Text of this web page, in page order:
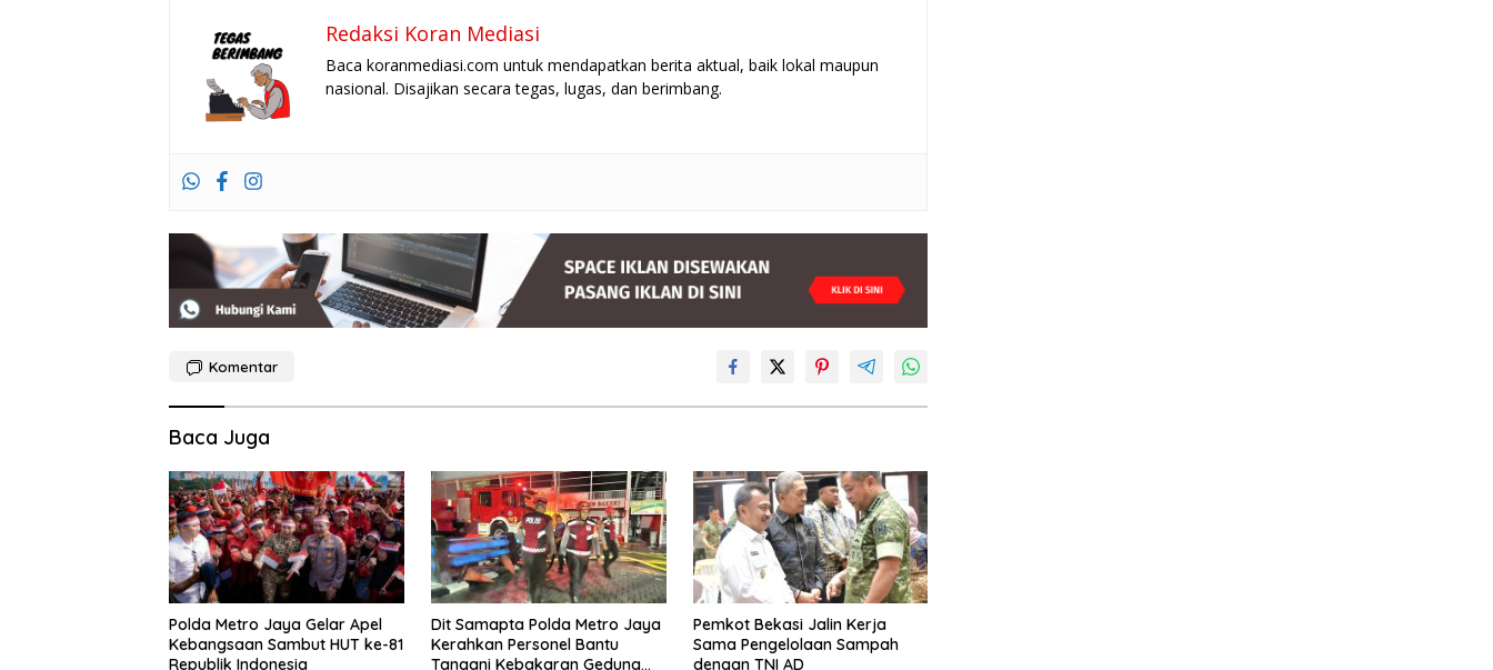
Redaksi Koran Mediasi
Baca koranmediasi.com untuk mendapatkan berita aktual, baik lokal maupun
nasional. Disajikan secara tegas, lugas, dan berimbang.
Komentar
Baca Juga
Polda Metro Jaya Gelar Apel
Kebangsaan Sambut HUT ke-81
Republik Indonesia
Dit Samapta Polda Metro Jaya
Kerahkan Personel Bantu
Tangani Kebakaran Gedung
Pemkot Bekasi Jalin Kerja
Sama Pengelolaan Sampah
dengan TNI AD